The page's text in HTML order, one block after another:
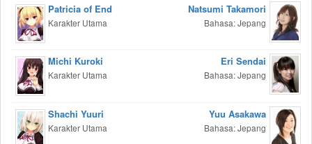
Patricia of End
Karakter Utama
Natsumi Takamori
Bahasa: Jepang
Michi Kuroki
Karakter Utama
Eri Sendai
Bahasa: Jepang
Shachi Yuuri
Karakter Utama
Yuu Asakawa
Bahasa: Jepang